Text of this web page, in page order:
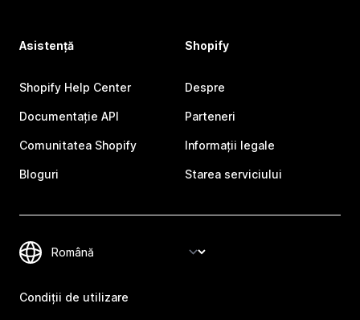
Asistență
Shopify Help Center
Documentație API
Comunitatea Shopify
Bloguri
Shopify
Despre
Parteneri
Informații legale
Starea serviciului
Condiții de utilizare